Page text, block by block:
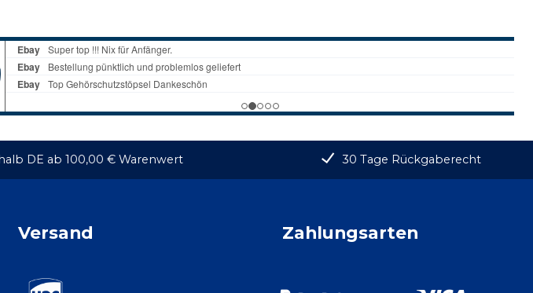
DE ab 100,00 € Warenwert 30 Tage Rückgaberecht
Versand Zahlungsarten